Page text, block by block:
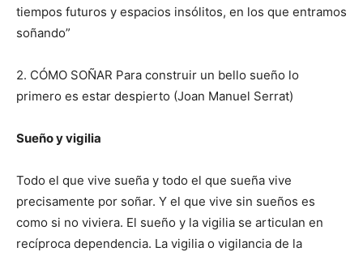
tiempos futuros y espacios insólitos, en los que entramos
soñando”
2. CÓMO SOÑAR Para construir un bello sueño lo
primero es estar despierto (Joan Manuel Serrat)
Sueño y vigilia
Todo el que vive sueña y todo el que sueña vive
precisamente por soñar. Y el que vive sin sueños es
como si no viviera. El sueño y la vigilia se articulan en
recíproca dependencia. La vigilia o vigilancia de la